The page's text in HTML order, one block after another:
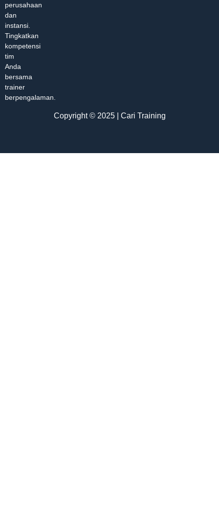
perusahaan
dan
instansi.
Tingkatkan
kompetensi
tim
Anda
bersama
trainer
berpengalaman.
Copyright © 2025 | Cari Training